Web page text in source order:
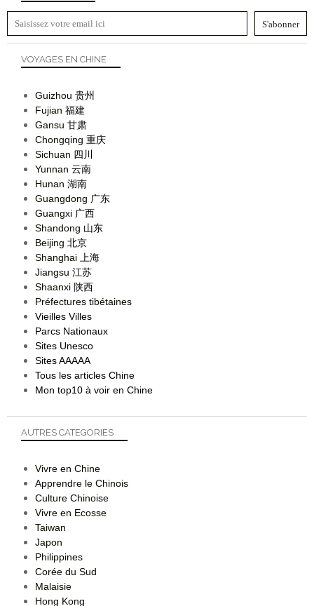
VOYAGES EN CHINE
Guizhou 贵州
Fujian 福建
Gansu 甘肃
Chongqing 重庆
Sichuan 四川
Yunnan 云南
Hunan 湖南
Guangdong 广东
Guangxi 广西
Shandong 山东
Beijing 北京
Shanghai 上海
Jiangsu 江苏
Shaanxi 陕西
Préfectures tibétaines
Vieilles Villes
Parcs Nationaux
Sites Unesco
Sites AAAAA
Tous les articles Chine
Mon top10 à voir en Chine
AUTRES CATEGORIES
Vivre en Chine
Apprendre le Chinois
Culture Chinoise
Vivre en Ecosse
Taiwan
Japon
Philippines
Corée du Sud
Malaisie
Hong Kong